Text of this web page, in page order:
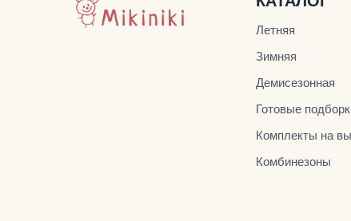
Летняя
Зимняя
Демисезонная
Готовые
Комплекты на
Комбинезоны